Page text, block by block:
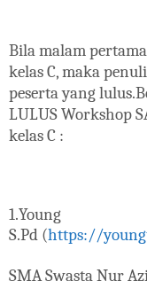
Bila malam
kelas C, maka
peserta yang
LULUS Workshop
kelas C :
S.Pd (https://
SMA Swasta Nur